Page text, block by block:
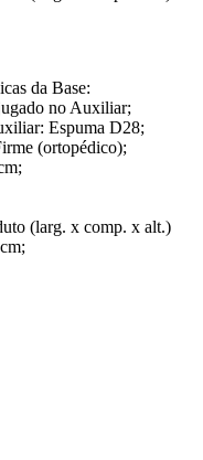
da Base:
no Auxiliar;
Espuma D28;
(ortopédico);
(larg. x comp. x alt.)